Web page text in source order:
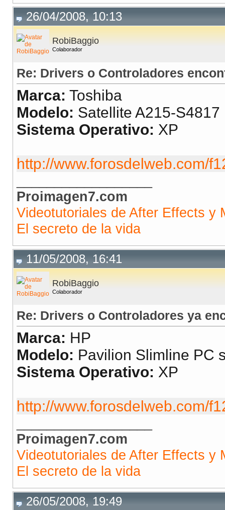
26/04/2008, 10:13
RobiBaggio
Colaborador
Re: Drivers o Controladores
Marca: Toshiba
Modelo: Satellite A215-S4817
Sistema Operativo: XP
http://www.forosdelweb.com/
Proimagen7.com
Videotutoriales de After Effects y
El secreto de la vida
11/05/2008, 16:41
RobiBaggio
Colaborador
Re: Drivers o Controladores ya
Marca: HP
Modelo: Pavilion Slimline PC
Sistema Operativo: XP
http://www.forosdelweb.com/
Proimagen7.com
Videotutoriales de After Effects y
El secreto de la vida
26/05/2008, 19:49